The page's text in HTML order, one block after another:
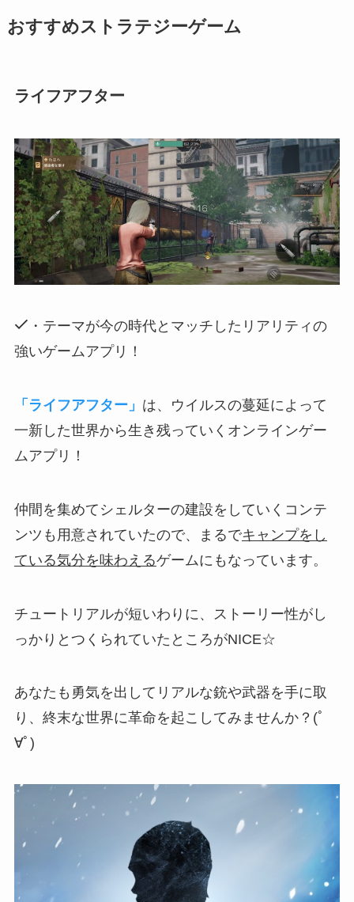
おすすめストラテジーゲーム
ライフアフター
・テーマが今の時代とマッチしたリアリティの
強いゲームアプリ！
「ライフアフター」 は、ウイルスの蔓延によって
一新した世界から生き残っていくオンラインゲー
ムアプリ！
仲間を集めてシェルターの建設をしていくコンテ
ンツも用意されていたので、まるでキャンプをし
ている気分を味わえるゲームにもなっています。
チュートリアルが短いわりに、ストーリー性がし
っかりとつくられていたところがNICE☆
あなたも勇気を出してリアルな銃や武器を手に取
り、終末な世界に革命を起こしてみませんか？(ﾟ
∀ﾟ)